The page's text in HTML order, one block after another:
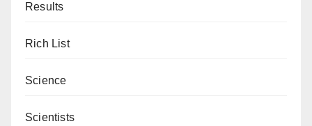
Results
Rich List
Science
Scientists